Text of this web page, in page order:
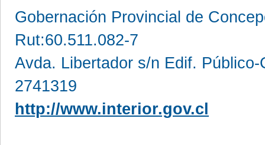
Gobernación Provincial de
Rut:60.511.082-7
Avda. Libertador s/n Edif.
2741319
http://www.interior.gov.cl